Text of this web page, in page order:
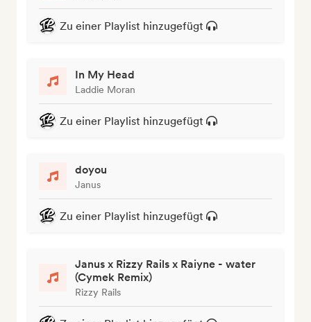
Zu einer Playlist hinzugefügt
In My Head
Laddie Moran
Zu einer Playlist hinzugefügt
doyou
Janus
Zu einer Playlist hinzugefügt
Janus x Rizzy Rails x Raiyne - water
(Cymek Remix)
Rizzy Rails